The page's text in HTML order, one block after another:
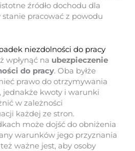
źródło dochodu dla
stanie pracować z powodu
niezdolności do pracy
wpłynąć na ubezpieczenie
do pracy. Oba byłże
prawo do otrzymywania
jednakże kwoty i warunki
w zależności
każdej ze stron.
może dojść do obniżenia
warunków jego przyznania
ważne jest, aby osoby